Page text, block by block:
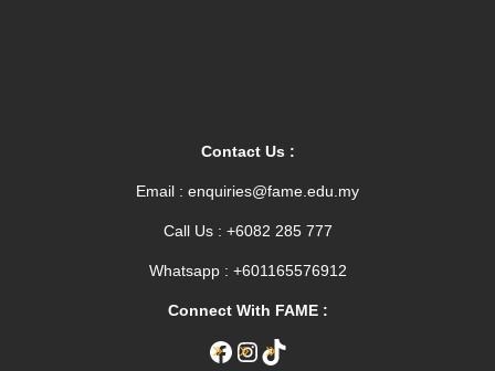
Contact Us :
Email : enquiries@fame.edu.my
Call Us : +6082 285 777
Whatsapp : +601165576912
Connect With FAME :
Facebook Instagram TikTok